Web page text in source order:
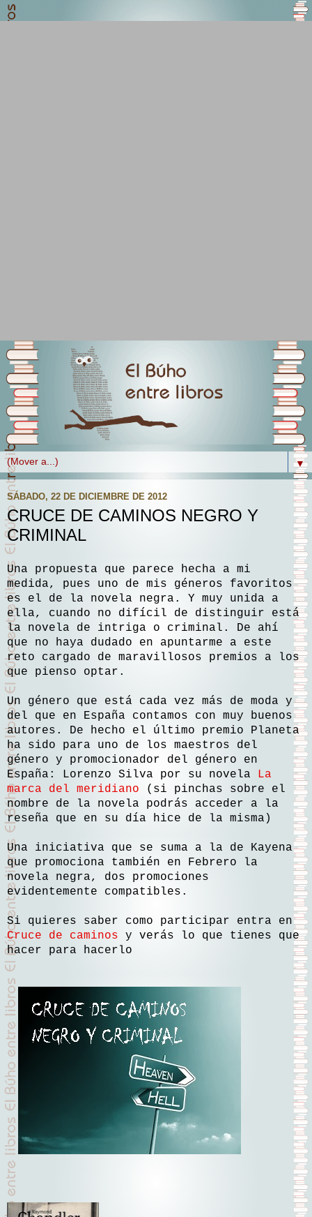
▼
SÁBADO, 22 DE DICIEMBRE DE 2012
CRUCE DE CAMINOS NEGRO Y
CRIMINAL
Una propuesta que parece hecha a mi
medida, pues uno de mis géneros favoritos
es el de la novela negra. Y muy unida a
ella, cuando no difícil de distinguir está
la novela de intriga o criminal. De ahí
que no haya dudado en apuntarme a este
reto cargado de maravillosos premios a los
que pienso optar.
Un género que está cada vez más de moda y
del que en España contamos con muy buenos
autores. De hecho el último premio Planeta
ha sido para uno de los maestros del
género y promocionador del género en
España: Lorenzo Silva por su novela La
marca del meridiano (si pinchas sobre el
nombre de la novela podrás acceder a la
reseña que en su día hice de la misma)
Una iniciativa que se suma a la de Kayena
que promociona también en Febrero la
novela negra, dos promociones
evidentemente compatibles.
Si quieres saber como participar entra en
Cruce de caminos y verás lo que tienes que
hacer para hacerlo